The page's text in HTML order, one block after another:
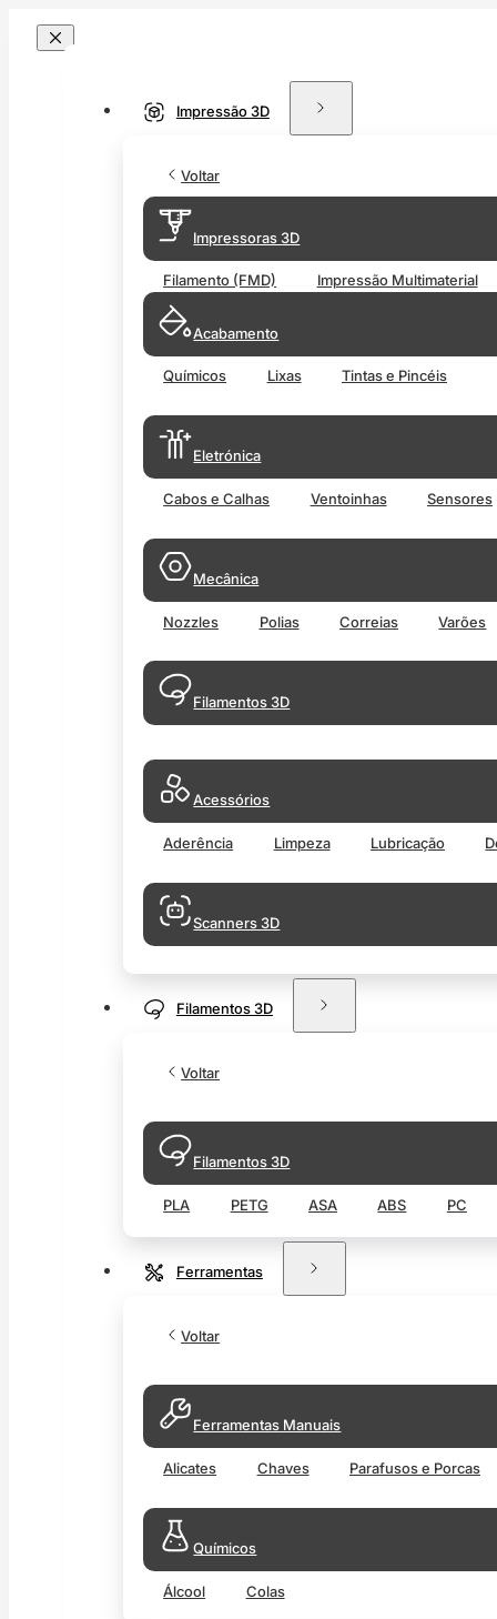
Impressão 3D
Voltar
Impressoras 3D
Filamento (FMD) Impressão Multimaterial
Acabamento
Químicos Lixas Tintas e Pincéis
Eletrónica
Cabos e Calhas Ventoinhas Sensores
Mecânica
Nozzles Polias Correias Varões
Filamentos 3D
Acessórios
Aderência Limpeza Lubricação
Scanners 3D
Filamentos 3D
Voltar
Filamentos 3D
PLA PETG ASA ABS PC
Ferramentas
Voltar
Ferramentas Manuais
Alicates Chaves Parafusos e Porcas
Químicos
Álcool Colas